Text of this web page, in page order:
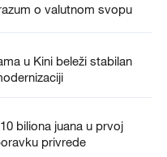
o valutnom svopu
u Kini beleži stabilan
biliona juana u prvoj
privrede